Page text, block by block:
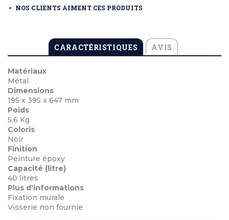
NOS CLIENTS AIMENT CES PRODUITS
CARACTÉRISTIQUES AVIS
Matériaux
Métal
Dimensions
195 x 395 x 647 mm
Poids
5.6 Kg
Coloris
Noir
Finition
Peinture époxy
Capacité (litre)
40 litres
Plus d'informations
Fixation murale
Visserie non fournie